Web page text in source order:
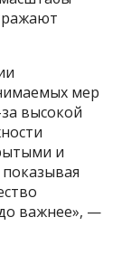
мер
высокой
и
важнее», —